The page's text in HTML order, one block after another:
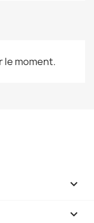
le moment.

